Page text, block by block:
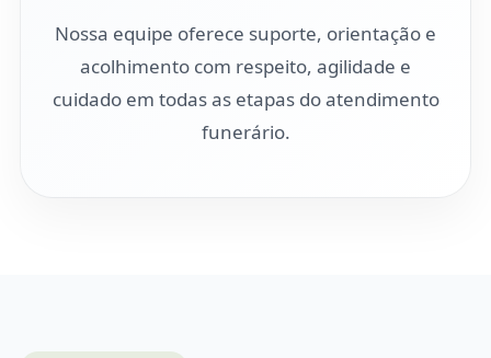
Nossa equipe oferece suporte, orientação e
acolhimento com respeito, agilidade e
cuidado em todas as etapas do atendimento
funerário.